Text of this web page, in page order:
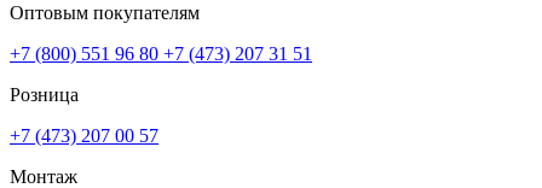
Оптовым покупателям
+7 (800) 551 96 80 +7 (473) 207 31 51
Розница
+7 (473) 207 00 57
Монтаж